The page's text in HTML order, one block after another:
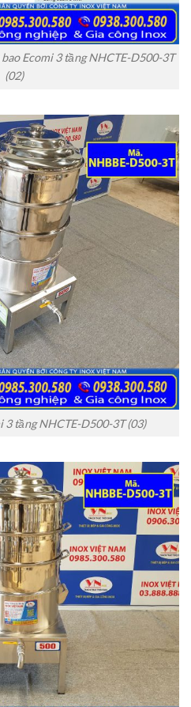
Ecomi 3 tầng NHCTE-D500-3T
(02)
3 tầng NHCTE-D500-3T (03)